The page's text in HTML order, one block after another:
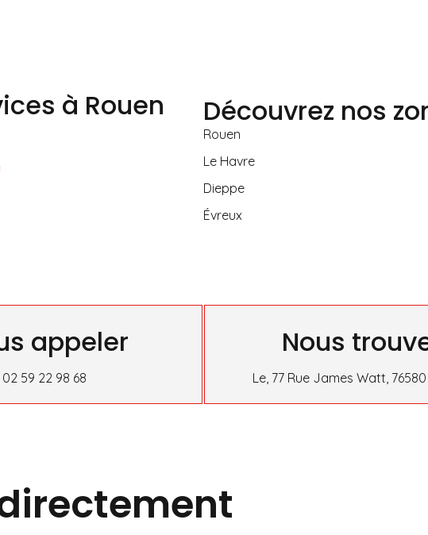
à Rouen Découvrez nos
Rouen
Le Havre
Dieppe
Évreux
appeler
02 59 22 98 68
Nous
Le, 77 Rue James Watt,